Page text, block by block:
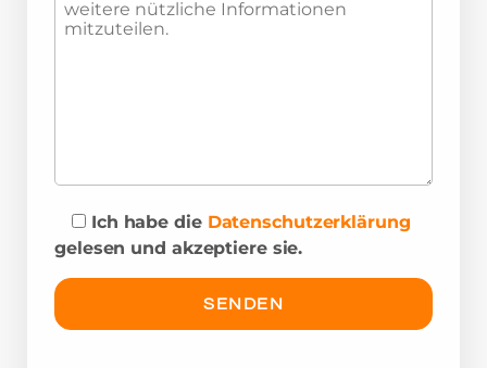
Ich habe die Datenschutzerklärung
gelesen und akzeptiere sie.